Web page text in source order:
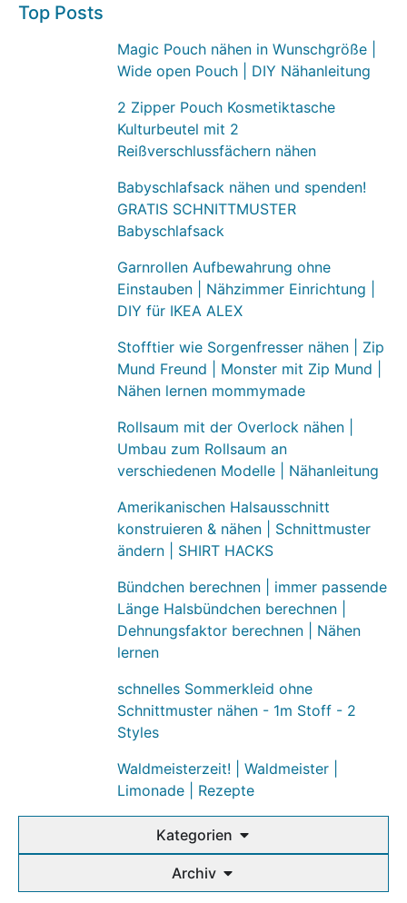
Top Posts
Magic Pouch nähen in Wunschgröße |
Wide open Pouch | DIY Nähanleitung
2 Zipper Pouch Kosmetiktasche
Kulturbeutel mit 2
Reißverschlussfächern nähen
Babyschlafsack nähen und spenden!
GRATIS SCHNITTMUSTER
Babyschlafsack
Garnrollen Aufbewahrung ohne
Einstauben | Nähzimmer Einrichtung |
DIY für IKEA ALEX
Stofftier wie Sorgenfresser nähen | Zip
Mund Freund | Monster mit Zip Mund |
Nähen lernen mommymade
Rollsaum mit der Overlock nähen |
Umbau zum Rollsaum an
verschiedenen Modelle | Nähanleitung
Amerikanischen Halsausschnitt
konstruieren & nähen | Schnittmuster
ändern | SHIRT HACKS
Bündchen berechnen | immer passende
Länge Halsbündchen berechnen |
Dehnungsfaktor berechnen | Nähen
lernen
schnelles Sommerkleid ohne
Schnittmuster nähen - 1m Stoff - 2
Styles
Waldmeisterzeit! | Waldmeister |
Limonade | Rezepte
Kategorien
Archiv